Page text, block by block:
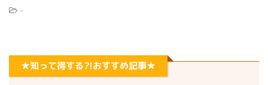
-
★知って得する?!おすすめ記事★